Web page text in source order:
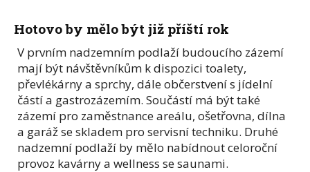
Hotovo by mělo být již příští rok
V prvním nadzemním podlaží budoucího zázemí
mají být návštěvníkům k dispozici toalety,
převlékárny a sprchy, dále občerstvení s jídelní
částí a gastrozázemím. Součástí má být také
zázemí pro zaměstnance areálu, ošetřovna, dílna
a garáž se skladem pro servisní techniku. Druhé
nadzemní podlaží by mělo nabídnout celoroční
provoz kavárny a wellness se saunami.